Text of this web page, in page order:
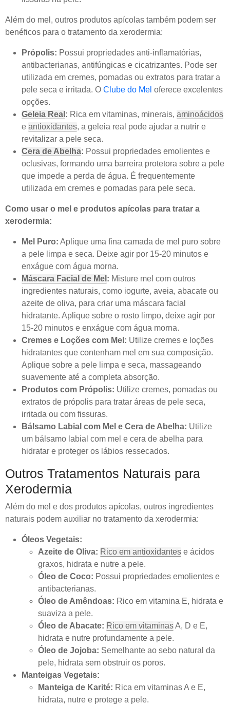
Além do mel, outros produtos apícolas também podem ser
benéficos para o tratamento da xerodermia:
Própolis: Possui propriedades anti-inflamatórias,
antibacterianas, antifúngicas e cicatrizantes. Pode ser
utilizada em cremes, pomadas ou extratos para tratar a
pele seca e irritada. O Clube do Mel oferece excelentes
opções.
Geleia Real : Rica em vitaminas, minerais, aminoácidos
e antioxidantes, a geleia real pode ajudar a nutrir e
revitalizar a pele seca.
Cera de Abelha: Possui propriedades emolientes e
oclusivas, formando uma barreira protetora sobre a pele
que impede a perda de água. É frequentemente
utilizada em cremes e pomadas para pele seca.
Como usar o mel e produtos apícolas para tratar a
xerodermia:
Mel Puro: Aplique uma fina camada de mel puro sobre
a pele limpa e seca. Deixe agir por 15-20 minutos e
enxágue com água morna.
Máscara Facial de Mel : Misture mel com outros
ingredientes naturais, como iogurte, aveia, abacate ou
azeite de oliva, para criar uma máscara facial
hidratante. Aplique sobre o rosto limpo, deixe agir por
15-20 minutos e enxágue com água morna.
Cremes e Loções com Mel: Utilize cremes e loções
hidratantes que contenham mel em sua composição.
Aplique sobre a pele limpa e seca, massageando
suavemente até a completa absorção.
Produtos com Própolis: Utilize cremes, pomadas ou
extratos de própolis para tratar áreas de pele seca,
irritada ou com fissuras.
Bálsamo Labial com Mel e Cera de Abelha: Utilize
um bálsamo labial com mel e cera de abelha para
hidratar e proteger os lábios ressecados.
Outros Tratamentos Naturais para
Xerodermia
Além do mel e dos produtos apícolas, outros ingredientes
naturais podem auxiliar no tratamento da xerodermia:
Óleos Vegetais:
Azeite de Oliva: Rico em antioxidantes e ácidos
graxos, hidrata e nutre a pele.
Óleo de Coco: Possui propriedades emolientes e
antibacterianas.
Óleo de Amêndoas: Rico em vitamina E, hidrata e
suaviza a pele.
Óleo de Abacate: Rico em vitaminasA, D e E,
hidrata e nutre profundamente a pele.
Óleo de Jojoba: Semelhante ao sebo natural da
pele, hidrata sem obstruir os poros.
Manteigas Vegetais:
Manteiga de Karité: Rica em vitaminas A e E,
hidrata, nutre e protege a pele.